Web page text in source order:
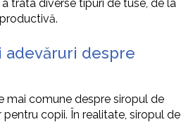
trata diverse tipuri de tuse, de la
adevăruri despre
mai comune despre siropul de
copii. În realitate, siropul de